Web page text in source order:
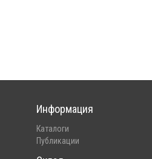
Информация
Каталоги
Публикации